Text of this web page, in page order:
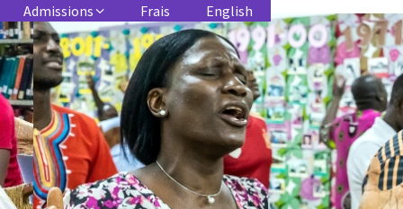
Admissions Frais English